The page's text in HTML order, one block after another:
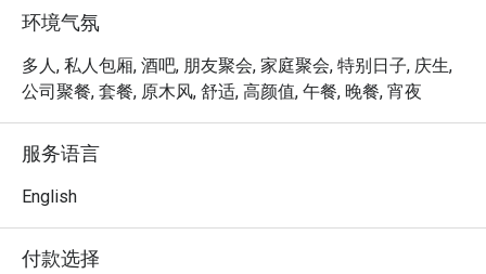
珍贵之地。
无论您是来享用一顿简餐，还是一个悠长尽兴的夜晚，这
里的独特之处都将令您难忘：
帕斯，到惊艳全场的西班牙海鲜饭，每一道菜都是西班牙
主厨精湛技艺的证明。正是这份对地道、无猪肉风味的执
着，让 EL CERO 成为了一个真正特别的美食目的地。在
以升华，为您创造值得珍藏的美好回忆。
环境气氛
多人, 私人包厢, 酒吧, 朋友聚会, 家庭聚会, 特别日子, 庆生,
公司聚餐, 套餐, 原木风, 舒适, 高颜值, 午餐, 晚餐, 宵夜
服务语言
English
付款选择